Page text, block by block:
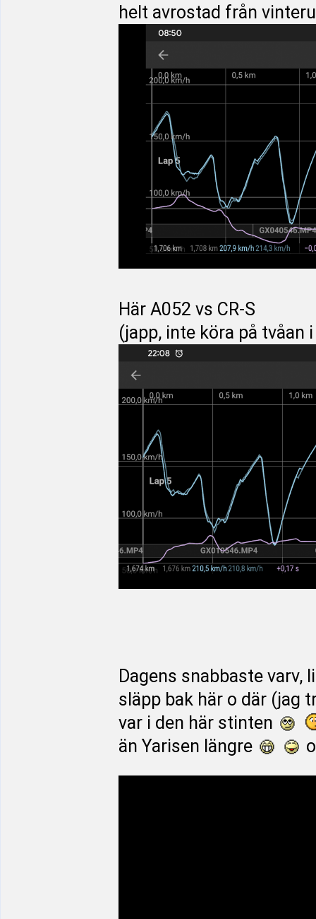
helt avrostad från
Här A052 vs CR-S
(japp, inte köra på tvåan
Dagens snabbaste
släpp bak här o där (jag
var i den här stinten
än Yarisen längre